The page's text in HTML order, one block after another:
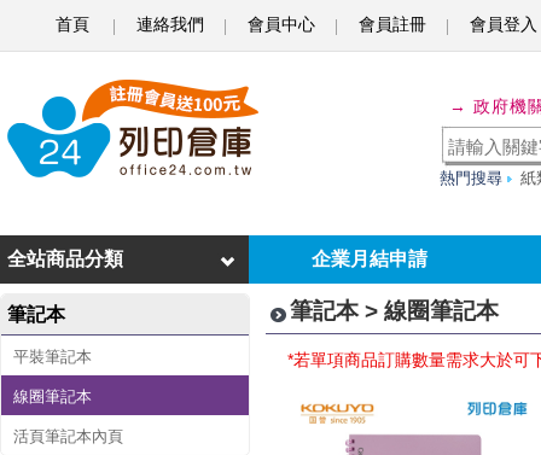
首頁 連絡我們 會員中心 會員註冊 會員登入
圈
筆
本
→ 政府機
熱門搜尋 紙
企業月結申請
全站商品分類
筆記本
平裝筆記本
線圈筆記本
活頁筆記本內頁
筆記本 > 線圈筆記本
*若單項商品訂購數量需求大於可